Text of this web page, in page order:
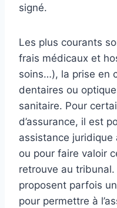
signé.
Les plus courants
frais médicaux et
soins…), la prise en
dentaires ou
sanitaire. Pour
d’assurance, il est
assistance juridique
ou pour faire valoir
retrouve au
proposent parfois
pour permettre à